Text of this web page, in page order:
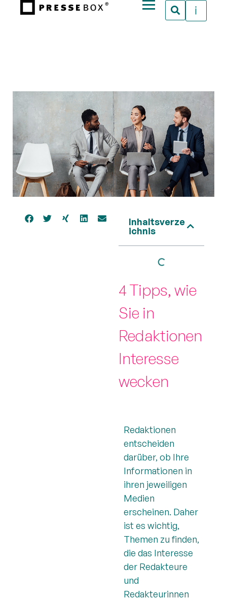
Inhaltsverze
ichnis
4 Tipps, wie
Sie in
Redaktionen
Interesse
wecken
Redaktionen
entscheiden
darüber, ob Ihre
Informationen in
ihren jeweiligen
Medien
erscheinen. Daher
ist es wichtig,
Themen zu finden,
die das Interesse
der Redakteure
und
Redakteurinnen